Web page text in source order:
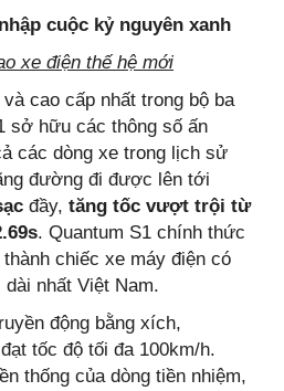
cuộc kỷ nguyên xanh
xe điện thế hệ mới
cao cấp nhất trong bộ ba
sở hữu các thông số ấn
các dòng xe trong lịch sử
đường đi được lên tới
đầy, tăng tốc vượt trội từ
. Quantum S1 chính thức
chiếc xe máy điện có
nhất Việt Nam.
động bằng xích,
tốc độ tối đa 100km/h.
thống của dòng tiền nhiệm,